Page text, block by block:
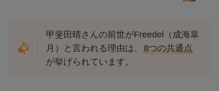
甲斐田晴さんの前世がFreedel（成海皐
月）と言われる理由は、8つの共通点
が挙げられています。